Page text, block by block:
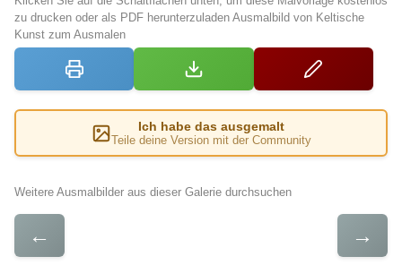
zu drucken oder als PDF herunterzuladen Ausmalbild von Keltische
Kunst zum Ausmalen
Ich habe das ausgemalt
Teile deine Version mit der Community
Weitere Ausmalbilder aus dieser Galerie durchsuchen
← →